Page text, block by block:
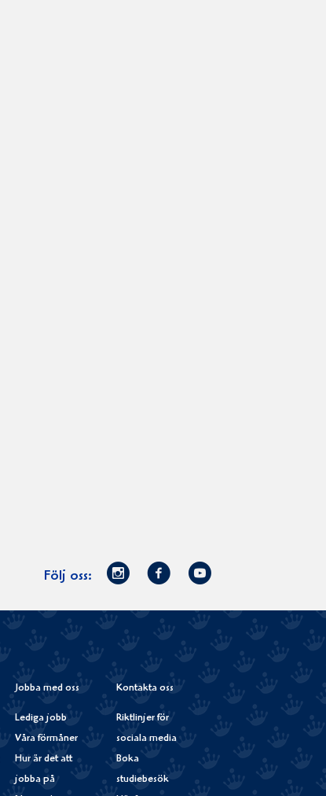
Följ oss:
Norrmejerier
Instagram
Facebook
Youtube
Jobba med oss
Lediga jobb
Våra förmåner
Hur är det att
jobba på
Kontakta oss
Riktlinjer för
sociala media
Boka
studiebesök